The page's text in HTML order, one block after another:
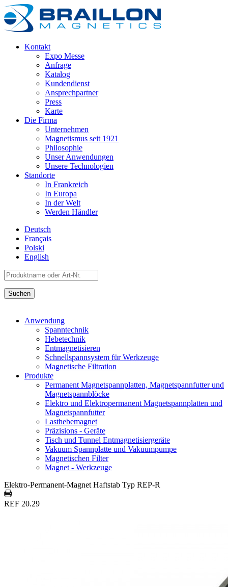
Kontakt
Expo Messe
Anfrage
Katalog
Kundendienst
Ansprechpartner
Press
Karte
Die Firma
Unternehmen
Magnetismus seit 1921
Philosophie
Unser Anwendungen
Unsere Technologien
Standorte
In Frankreich
In Europa
In der Welt
Werden Händler
Deutsch
Français
Polski
English
Anwendung
Spanntechnik
Hebetechnik
Entmagnetisieren
Schnellspannsystem für Werkzeuge
Magnetische Filtration
Produkte
Permanent Magnetspannplatten, Magnetspannfutter und
Magnetspannblöcke
Elektro und Elektropermanent Magnetspannplatten und
Magnetspannfutter
Lasthebemagnet
Präzisions - Geräte
Tisch und Tunnel Entmagnetisiergeräte
Vakuum Spannplatte und Vakuumpumpe
Magnetischen Filter
Magnet - Werkzeuge
Elektro-Permanent-Magnet Haftstab Typ REP-R
REF 20.29